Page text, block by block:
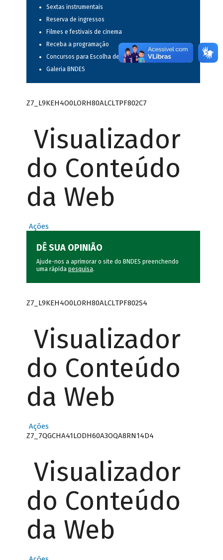
Sextas instrumentais
Reserva de ingressos
Filmes e festivais de cinema
Receba a programação
Concursos para Escolha de Espetáculos Musicais
Galeria BNDES
Z7_L9KEH4O0LORH80ALCLTPF802C7
Visualizador
do Conteúdo
da Web
Ações
DÊ SUA OPINIÃO
Ajude-nos a aprimorar o site do BNDES preenchendo
uma rápida pesquisa.
Z7_L9KEH4O0LORH80ALCLTPF802S4
Visualizador
do Conteúdo
da Web
Ações
Z7_7QGCHA41LODH60A3OQA8RN14D4
Visualizador
do Conteúdo
da Web